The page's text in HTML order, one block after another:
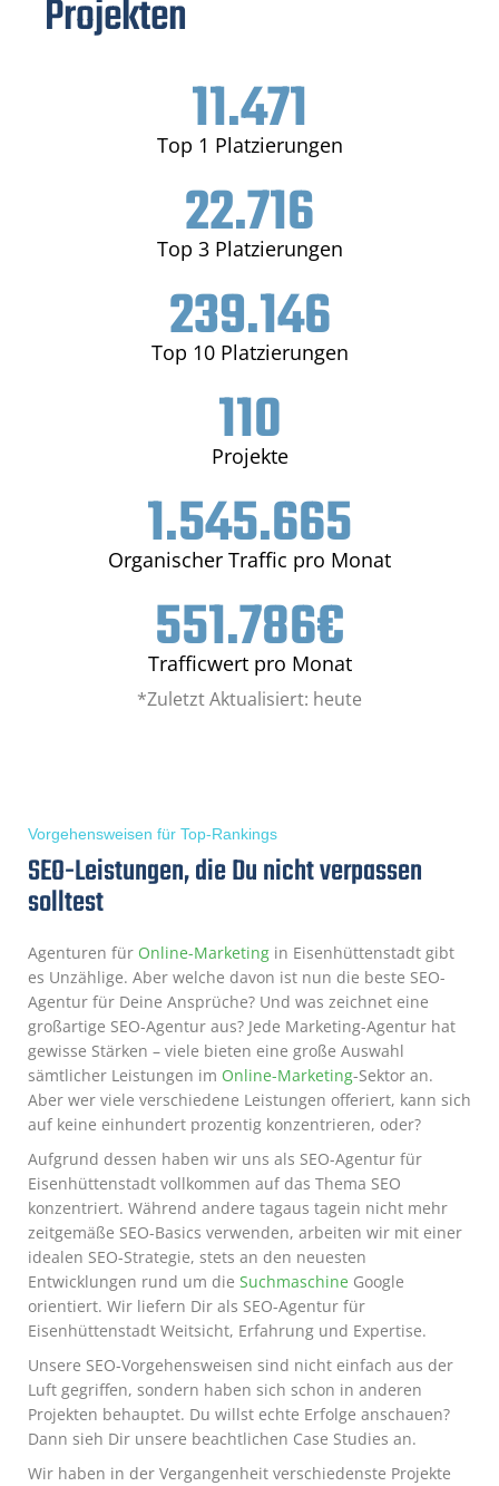
Projekten
Top 1 Platzierungen
11.471
Top 3 Platzierungen
22.716
Top 10 Platzierungen
239.146
Projekte
110
Organischer Traffic pro Monat
1.572.891
Trafficwert pro Monat
551.786€
*Zuletzt Aktualisiert: heute
Vorgehensweisen für Top-Rankings
SEO-Leistungen, die Du nicht verpassen
solltest
Agenturen für Online-Marketing in Eisenhüttenstadt gibt
es Unzählige. Aber welche davon ist nun die beste SEO-
Agentur für Deine Ansprüche? Und was zeichnet eine
großartige SEO-Agentur aus? Jede Marketing-Agentur hat
gewisse Stärken – viele bieten eine große Auswahl
sämtlicher Leistungen im Online-Marketing-Sektor an.
Aber wer viele verschiedene Leistungen offeriert, kann sich
auf keine einhundert prozentig konzentrieren, oder?
Aufgrund dessen haben wir uns als SEO-Agentur für
Eisenhüttenstadt vollkommen auf das Thema SEO
konzentriert. Während andere tagaus tagein nicht mehr
zeitgemäße SEO-Basics verwenden, arbeiten wir mit einer
idealen SEO-Strategie, stets an den neuesten
Entwicklungen rund um die Suchmaschine Google
orientiert. Wir liefern Dir als SEO-Agentur für
Eisenhüttenstadt Weitsicht, Erfahrung und Expertise.
Unsere SEO-Vorgehensweisen sind nicht einfach aus der
Luft gegriffen, sondern haben sich schon in anderen
Projekten behauptet. Du willst echte Erfolge anschauen?
Dann sieh Dir unsere beachtlichen Case Studies an.
Wir haben in der Vergangenheit verschiedenste Projekte